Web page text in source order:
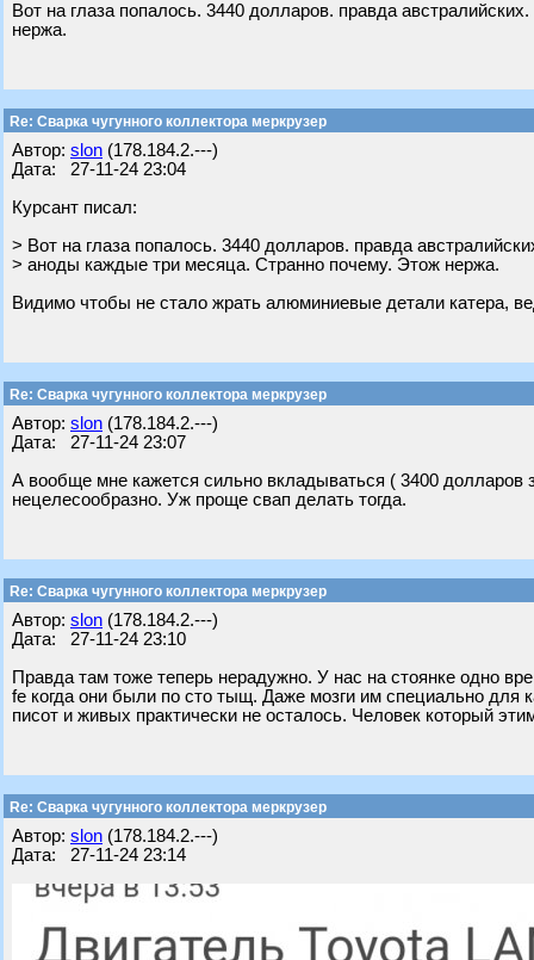
Вот на глаза попалось. 3440 долларов. правда
нержа.
Re: Сварка чугунного коллектора меркрузер
Автор: slon (178.184.2.---)
Дата: 27-11-24 23:04
Курсант писал:
> Вот на глаза попалось. 3440 долларов. правда
> аноды каждые три месяца. Странно почему. Этож нержа.
Видимо чтобы не стало жрать алюминиевые детали катера,
Re: Сварка чугунного коллектора меркрузер
Автор: slon (178.184.2.---)
Дата: 27-11-24 23:07
А вообще мне кажется сильно вкладываться ( 3400 долларов
нецелесообразно. Уж проще свап делать тогда.
Re: Сварка чугунного коллектора меркрузер
Автор: slon (178.184.2.---)
Дата: 27-11-24 23:10
Правда там тоже теперь нерадужно. У нас на стоянке одно
fe когда они были по сто тыщ. Даже мозги им специально для
писот и живых практически не осталось. Человек который
Re: Сварка чугунного коллектора меркрузер
Автор: slon (178.184.2.---)
Дата: 27-11-24 23:14